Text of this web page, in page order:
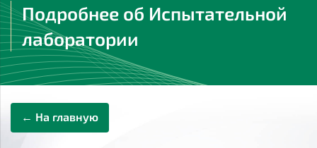
Подробнее об Испытательной
лаборатории
← На главную